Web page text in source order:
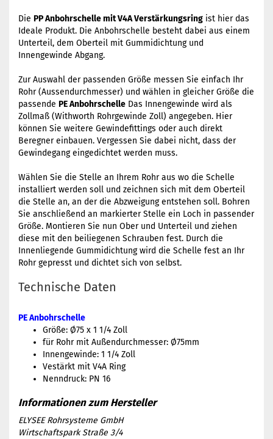
Die PP Anbohrschelle mit V4A Verstärkungsring ist hier das
Ideale Produkt. Die Anbohrschelle besteht dabei aus einem
Unterteil, dem Oberteil mit Gummidichtung und
Innengewinde Abgang.
Zur Auswahl der passenden Größe messen Sie einfach Ihr
Rohr (Aussendurchmesser) und wählen in gleicher Größe die
passende PE Anbohrschelle Das Innengewinde wird als
Zollmaß (Withworth Rohrgewinde Zoll) angegeben. Hier
können Sie weitere Gewindefittings oder auch direkt
Beregner einbauen. Vergessen Sie dabei nicht, dass der
Gewindegang eingedichtet werden muss.
Wählen Sie die Stelle an Ihrem Rohr aus wo die Schelle
installiert werden soll und zeichnen sich mit dem Oberteil
die Stelle an, an der die Abzweigung entstehen soll. Bohren
Sie anschließend an markierter Stelle ein Loch in passender
Größe. Montieren Sie nun Ober und Unterteil und ziehen
diese mit den beiliegenen Schrauben fest. Durch die
Innenliegende Gummidichtung wird die Schelle fest an Ihr
Rohr gepresst und dichtet sich von selbst.
Technische Daten
PE Anbohrschelle
Größe: Ø75 x 1 1/4 Zoll
für Rohr mit Außendurchmesser: Ø75mm
Innengewinde: 1 1/4 Zoll
Vestärkt mit V4A Ring
Nenndruck: PN 16
ELYSEE Rohrsysteme GmbH
Wirtschaftspark Straße 3/4